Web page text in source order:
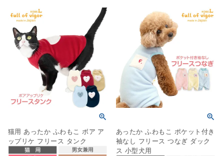
猫用 あったか ふわもこ ボア ア
ップリケ フリース タンク
あったか ふわもこ ポケット付き
袖なし フリース つなぎ ダック
ス 小型犬用